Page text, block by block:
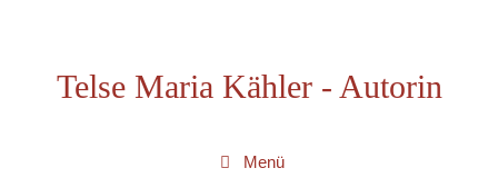
springenTelse Maria Kähler - Autorin
Menü